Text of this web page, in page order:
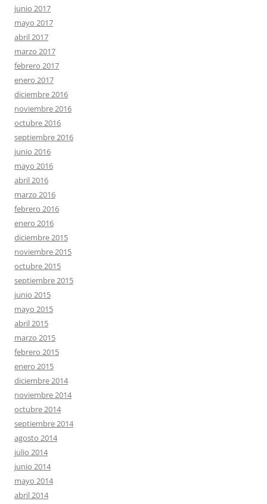
junio 2017
mayo 2017
abril 2017
marzo 2017
febrero 2017
enero 2017
diciembre 2016
noviembre 2016
octubre 2016
septiembre 2016
junio 2016
mayo 2016
abril 2016
marzo 2016
febrero 2016
enero 2016
diciembre 2015
noviembre 2015
octubre 2015
septiembre 2015
junio 2015
mayo 2015
abril 2015
marzo 2015
febrero 2015
enero 2015
diciembre 2014
noviembre 2014
octubre 2014
septiembre 2014
agosto 2014
julio 2014
junio 2014
mayo 2014
abril 2014